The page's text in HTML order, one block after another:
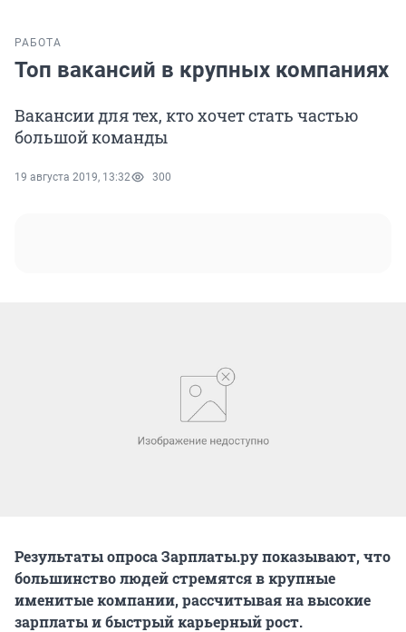
РАБОТА
Топ вакансий в крупных компаниях
Вакансии для тех, кто хочет стать частью
большой команды
19 августа 2019, 13:32 300
Результаты опроса Зарплаты.ру показывают, что
большинство людей стремятся в крупные
именитые компании, рассчитывая на высокие
зарплаты и быстрый карьерный рост.